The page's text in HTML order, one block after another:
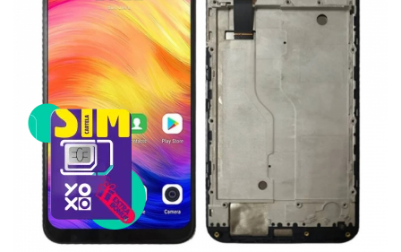
Telefoane mobile Cubot
Telefoane mobile Blackview
Telefoane mobile OSCAL
Telefoane mobile Fossibot
Telefoane mobile Lagenio
Telefoane mobile Samsung
Telefoane mobile iSEN
Telefoane mobile F150
Telefoane mobile HUAWEI
Telefoane mobile iHunt